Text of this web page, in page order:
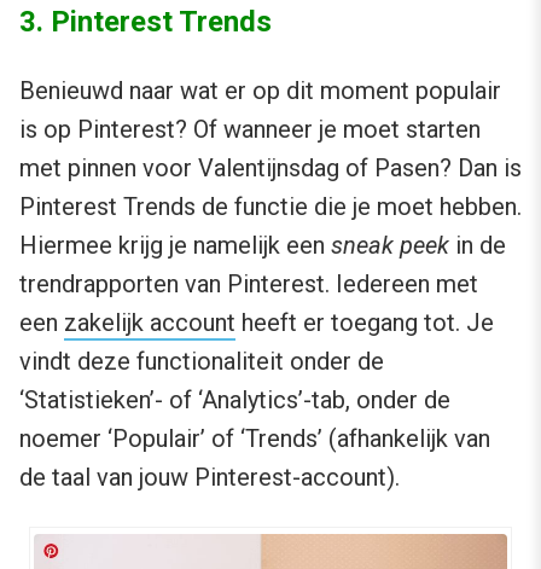
3. Pinterest Trends
Benieuwd naar wat er op dit moment populair
is op Pinterest? Of wanneer je moet starten
met pinnen voor Valentijnsdag of Pasen? Dan is
Pinterest Trends de functie die je moet hebben.
Hiermee krijg je namelijk een sneak peek in de
trendrapporten van Pinterest. Iedereen met
een zakelijk account heeft er toegang tot. Je
vindt deze functionaliteit onder de
‘Statistieken’- of ‘Analytics’-tab, onder de
noemer ‘Populair’ of ‘Trends’ (afhankelijk van
de taal van jouw Pinterest-account).